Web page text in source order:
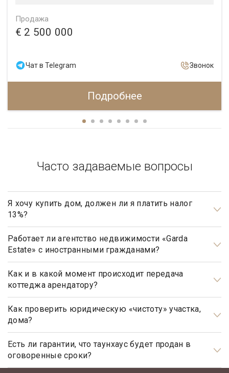
Продажа
€ 2 500 000
Чат в Telegram Звонок
Подробнее
Часто задаваемые вопросы
Я хочу купить дом, должен ли я платить налог
13%?
Нет, не должны. Платить налог 13% будет только продавец,
налог рассчитывается на прибыль.
Работает ли агентство недвижимости «Garda
Estate» с иностранными гражданами?
Да, наше агентство недвижимости, работает с
иностранными гражданами не резидентами РФ.
Как и в какой момент происходит передача
коттеджа арендатору?
Передача коттеджа от собственника арендатору
происходит после подписания обеими сторонами
соответствующего договора аренды (найма) и подписания
акта приема-передачи объекта недвижимости. Зачастую
даты подписания договора аренды и акта не совпадают,
однако стоит помнить, что юридически ответственность за
сдаваемый коттедж и находящееся в нем имущество
Как проверить юридическую «чистоту» участка,
дома?
Проверка юридической «чистоты» важнейшая задача при
подготовке к сделке.
В каждом отдельном случае проверка индивидуальна и
Есть ли гарантии, что таунхаус будет продан в
оговоренные сроки?
Да, агентство элитной недвижимости «Garda Estate»